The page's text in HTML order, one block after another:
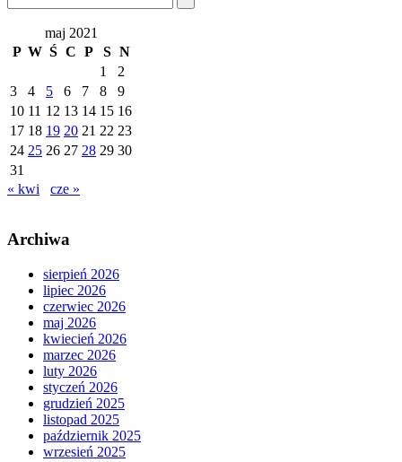
maj 2021
P W Ś C P S N
1
2
3
4 5 6 7 8
9
10 11 12 13 14 15 16
17 18 19 20 21 22 23
24 25 26 27 28 29 30
31
« kwi
cze »
Archiwa
sierpień 2026
lipiec 2026
czerwiec 2026
maj 2026
kwiecień 2026
marzec 2026
luty 2026
styczeń 2026
grudzień 2025
listopad 2025
październik 2025
wrzesień 2025